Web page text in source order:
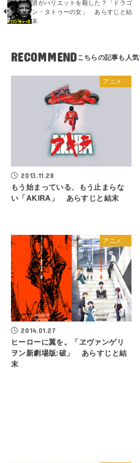
誰がハリエットを殺した？「ドラゴ
ン・タトゥーの女」 あらすじと結
末
RECOMMEND
アニメ
2013.11.28
もう始まっている、もう止まらな
い「AKIRA」 あらすじと結末
アニメ
2014.01.27
ヒーローに翼を。「ヱヴァンゲリ
ヲン新劇場版:破」 あらすじと結
末